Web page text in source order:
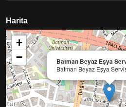
Harita
Batman Beyaz Eşya
Batman Beyaz Eşya
+
−